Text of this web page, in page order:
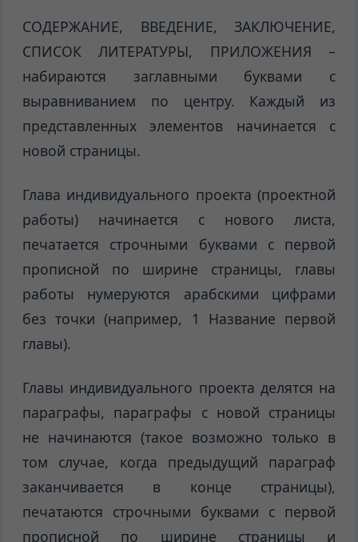
СОДЕРЖАНИЕ, ВВЕДЕНИЕ, ЗАКЛЮЧЕНИЕ,
СПИСОК ЛИТЕРАТУРЫ, ПРИЛОЖЕНИЯ –
набираются заглавными буквами с
выравниванием по центру. Каждый из
представленных элементов начинается с
новой страницы.
Глава индивидуального проекта (проектной
работы) начинается с нового листа,
печатается строчными буквами с первой
прописной по ширине страницы, главы
работы нумеруются арабскими цифрами
без точки (например, 1 Название первой
главы).
Главы индивидуального проекта делятся на
параграфы, параграфы с новой страницы
не начинаются (такое возможно только в
том случае, когда предыдущий параграф
заканчивается в конце страницы),
печатаются строчными буквами с первой
прописной по ширине страницы и